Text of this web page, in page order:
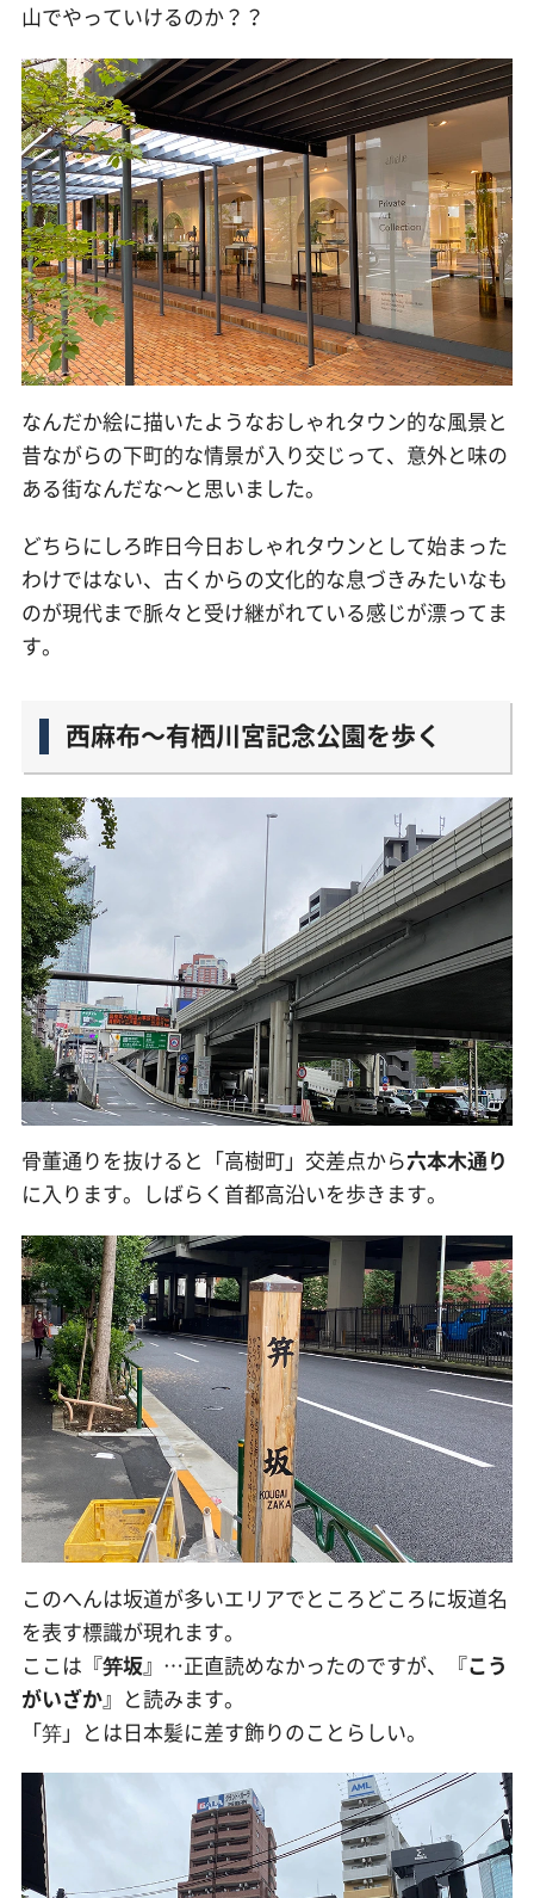
山でやっていけるのか？？
なんだか絵に描いたようなおしゃれタウン的な風景と
昔ながらの下町的な情景が入り交じって、意外と味の
ある街なんだな〜と思いました。
どちらにしろ昨日今日おしゃれタウンとして始まった
わけではない、古くからの文化的な息づきみたいなも
のが現代まで脈々と受け継がれている感じが漂ってま
す。
西麻布〜有栖川宮記念公園を歩く
骨董通りを抜けると「高樹町」交差点から六本木通り
に入ります。しばらく首都高沿いを歩きます。
このへんは坂道が多いエリアでところどころに坂道名
を表す標識が現れます。
ここは『笄坂』…正直読めなかったのですが、『こう
がいざか』と読みます。
「笄」とは日本髪に差す飾りのことらしい。